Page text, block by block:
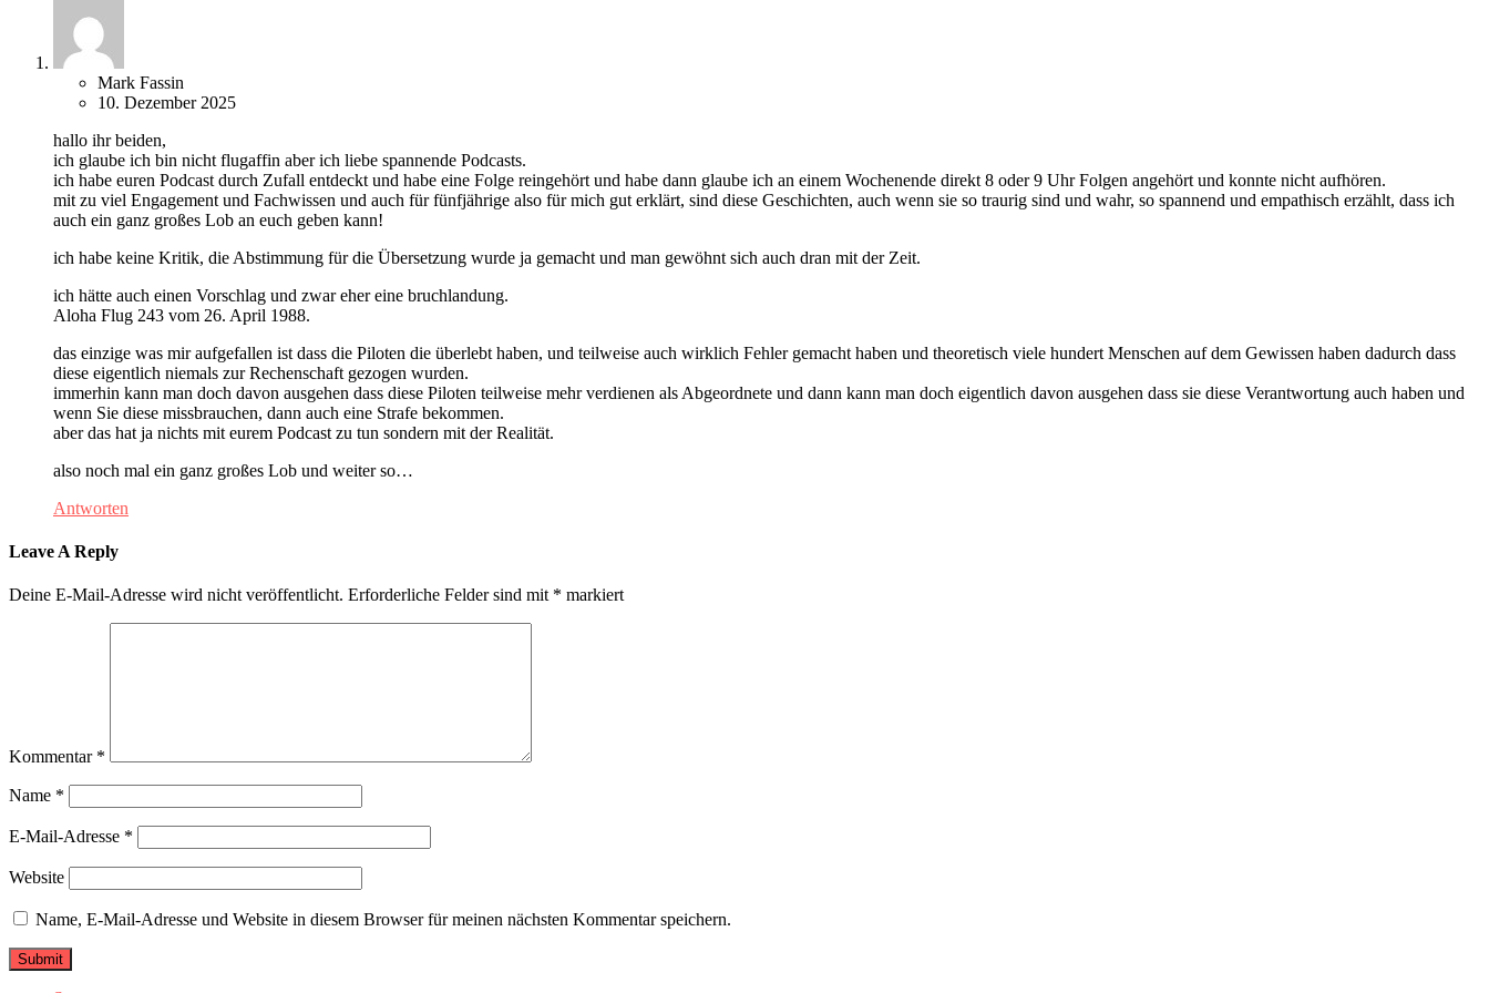
Mark Fassin
10. Dezember 2025
hallo ihr beiden,
ich glaube ich bin nicht flugaffin aber ich liebe spannende Podcasts.
ich habe euren Podcast durch Zufall entdeckt und habe eine Folge reingehört und habe dann glaube ich an einem Wochenende direkt 8 oder 9 Uhr Folgen angehört und konnte nicht aufhören.
mit zu viel Engagement und Fachwissen und auch für fünfjährige also für mich gut erklärt, sind diese Geschichten, auch wenn sie so traurig sind und wahr, so spannend und empathisch erzählt, dass ich
auch ein ganz großes Lob an euch geben kann!
ich habe keine Kritik, die Abstimmung für die Übersetzung wurde ja gemacht und man gewöhnt sich auch dran mit der Zeit.
ich hätte auch einen Vorschlag und zwar eher eine bruchlandung.
Aloha Flug 243 vom 26. April 1988.
das einzige was mir aufgefallen ist dass die Piloten die überlebt haben, und teilweise auch wirklich Fehler gemacht haben und theoretisch viele hundert Menschen auf dem Gewissen haben dadurch dass
diese eigentlich niemals zur Rechenschaft gezogen wurden.
immerhin kann man doch davon ausgehen dass diese Piloten teilweise mehr verdienen als Abgeordnete und dann kann man doch eigentlich davon ausgehen dass sie diese Verantwortung auch haben und
wenn Sie diese missbrauchen, dann auch eine Strafe bekommen.
aber das hat ja nichts mit eurem Podcast zu tun sondern mit der Realität.
also noch mal ein ganz großes Lob und weiter so…
Antworten
Leave A Reply
Deine E-Mail-Adresse wird nicht veröffentlicht. Erforderliche Felder sind mit * markiert
Kommentar *
Name *
E-Mail-Adresse *
Website
Name, E-Mail-Adresse und Website in diesem Browser für meinen nächsten Kommentar speichern.